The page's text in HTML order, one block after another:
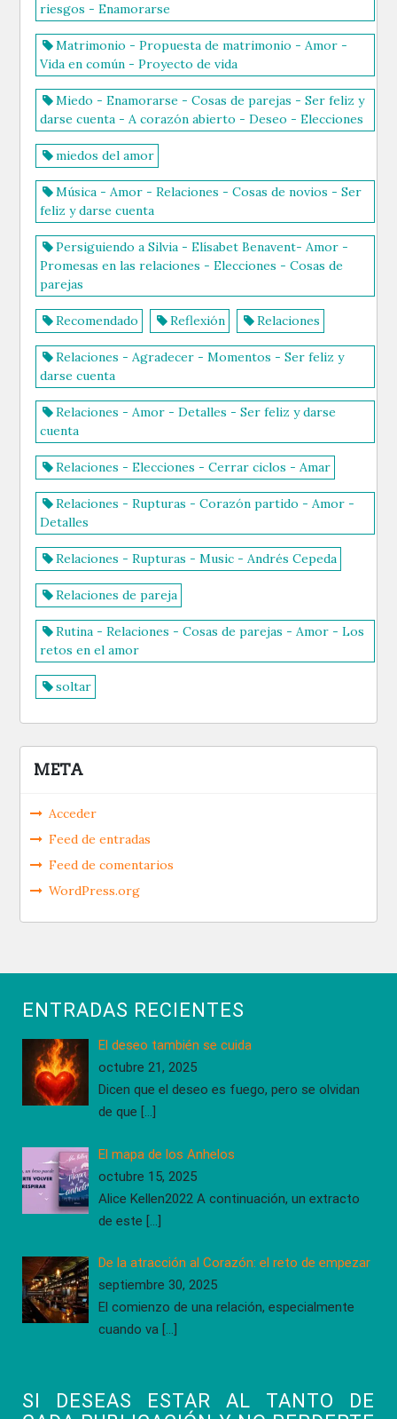
riesgos - Enamorarse
Matrimonio - Propuesta de matrimonio - Amor -
Vida en común - Proyecto de vida
Miedo - Enamorarse - Cosas de parejas - Ser feliz y
darse cuenta - A corazón abierto - Deseo - Elecciones
miedos del amor
Música - Amor - Relaciones - Cosas de novios - Ser
feliz y darse cuenta
Persiguiendo a Silvia - Elísabet Benavent- Amor -
Promesas en las relaciones - Elecciones - Cosas de
parejas
Recomendado Reflexión Relaciones
Relaciones - Agradecer - Momentos - Ser feliz y
darse cuenta
Relaciones - Amor - Detalles - Ser feliz y darse
cuenta
Relaciones - Elecciones - Cerrar ciclos - Amar
Relaciones - Rupturas - Corazón partido - Amor -
Detalles
Relaciones - Rupturas - Music - Andrés Cepeda
Relaciones de pareja
Rutina - Relaciones - Cosas de parejas - Amor - Los
retos en el amor
soltar
META
Acceder
Feed de entradas
Feed de comentarios
WordPress.org
ENTRADAS RECIENTES
El deseo también se cuida
octubre 21, 2025
Dicen que el deseo es fuego, pero se olvidan
de que […]
El mapa de los Anhelos
octubre 15, 2025
Alice Kellen2022 A continuación, un extracto
de este […]
De la atracción al Corazón: el reto de empezar
septiembre 30, 2025
El comienzo de una relación, especialmente
cuando va […]
SI DESEAS ESTAR AL TANTO DE